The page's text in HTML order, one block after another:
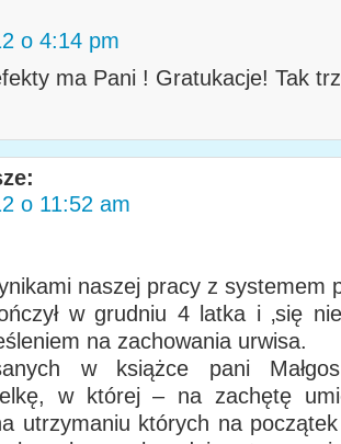
o 4:14 pm
ma Pani ! Gratukacje! Tak
o 11:52 am
naszej pracy z systemem
w grudniu 4 latka i ‚się nie
na zachowania urwisa.
w książce pani
w której – na zachętę
utrzymaniu których na początek